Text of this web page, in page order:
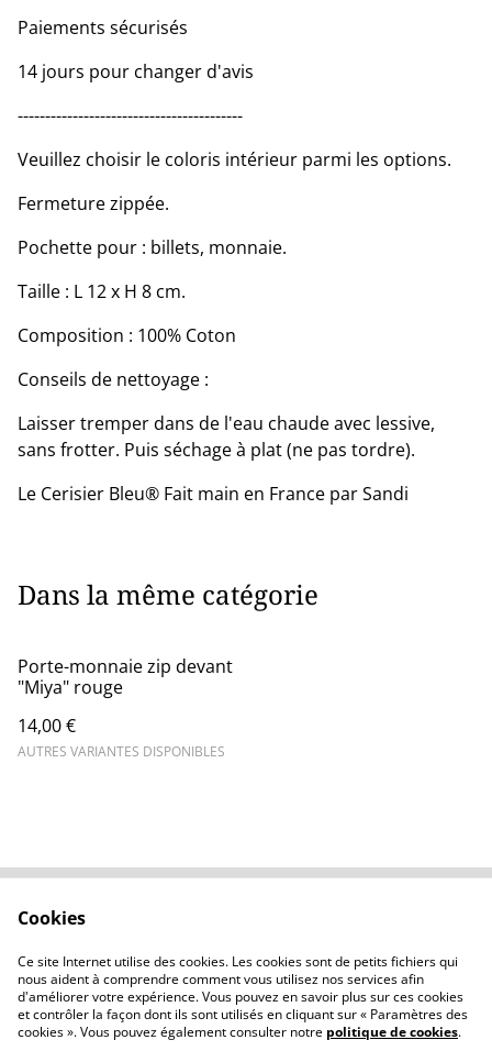
Paiements sécurisés
14 jours pour changer d'avis
-----------------------------------------
Veuillez choisir le coloris intérieur parmi les options.
Fermeture zippée.
Pochette pour : billets, monnaie.
Taille : L 12 x H 8 cm.
Composition : 100% Coton
Conseils de nettoyage :
Laisser tremper dans de l'eau chaude avec lessive,
sans frotter. Puis séchage à plat (ne pas tordre).
Le Cerisier Bleu® Fait main en France par Sandi
Dans la même catégorie
Porte-monnaie zip devant
"Miya" rouge
14,00 €
AUTRES VARIANTES DISPONIBLES
Confidentialité
Cookies
La boutique
Cookies
Ce site Internet utilise des cookies. Les cookies sont de petits fichiers qui
nous aident à comprendre comment vous utilisez nos services afin
d'améliorer votre expérience. Vous pouvez en savoir plus sur ces cookies
et contrôler la façon dont ils sont utilisés en cliquant sur « Paramètres des
cookies ». Vous pouvez également consulter notre politique de cookies.